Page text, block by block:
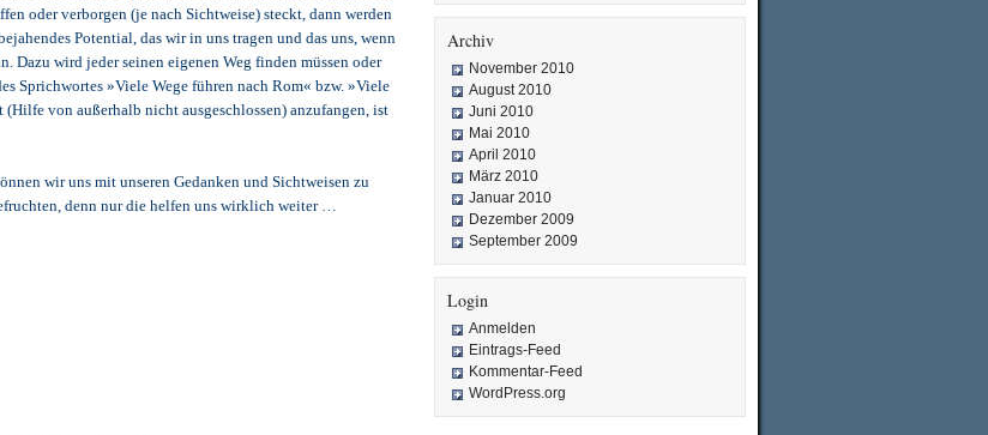
oder verborgen (je nach Sichtweise) steckt, dann werden
Potential, das wir in uns tragen und das uns, wenn
wird jeder seinen eigenen Weg finden müssen oder
Sprichwortes »Viele Wege führen nach Rom« bzw. »Viele
von außerhalb nicht ausgeschlossen) anzufangen, ist
wir uns mit unseren Gedanken und Sichtweisen zu
denn nur die helfen uns wirklich weiter …
Archiv
November 2010
August 2010
Juni 2010
Mai 2010
April 2010
März 2010
Januar 2010
Dezember 2009
September 2009
Login
Anmelden
Eintrags-Feed
Kommentar-Feed
WordPress.org